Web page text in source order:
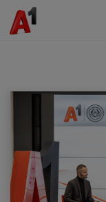
МК SQ
Приватни